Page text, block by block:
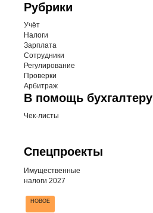
Рубрики
Учёт
Налоги
Зарплата
Сотрудники
Регулирование
Проверки
Арбитраж
В помощь бухгалтеру
Чек-листы
Спецпроекты
Имущественные
налоги 2027
НОВОЕ